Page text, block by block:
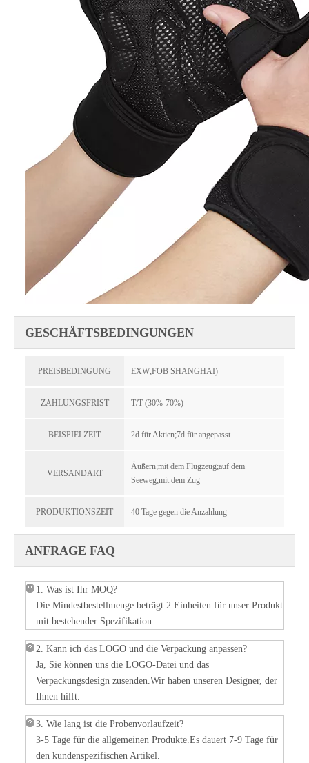
GESCHÄFTSBEDINGUNGEN
PREISBEDINGUNG EXW;FOB SHANGHAI)
ZAHLUNGSFRIST T/T (30%-70%)
BEISPIELZEIT 2d für Aktien;7d für angepasst
VERSANDART
Äußern;mit dem Flugzeug;auf dem
Seeweg;mit dem Zug
PRODUKTIONSZEIT 40 Tage gegen die Anzahlung
ANFRAGE FAQ
1. Was ist Ihr MOQ?
Die Mindestbestellmenge beträgt 2 Einheiten für unser Produkt
mit bestehender Spezifikation.
2. Kann ich das LOGO und die Verpackung anpassen?
Ja, Sie können uns die LOGO-Datei und das
Verpackungsdesign zusenden.Wir haben unseren Designer, der
Ihnen hilft.
3. Wie lang ist die Probenvorlaufzeit?
3-5 Tage für die allgemeinen Produkte.Es dauert 7-9 Tage für
den kundenspezifischen Artikel.